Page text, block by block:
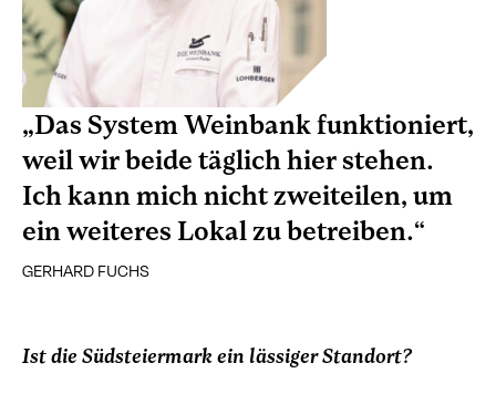
„Das System Weinbank funktioniert,
weil wir beide täglich hier stehen.
Ich kann mich nicht zweiteilen, um
ein weiteres Lokal zu betreiben.“
GERHARD FUCHS
Ist die Südsteiermark ein lässiger Standort?